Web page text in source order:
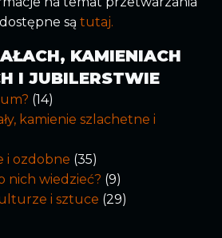
są tutaj.
KAMIENIACH
I JUBILERSTWIE
(14)
kamienie szlachetne i
i ozdobne (35)
nich wiedzieć? (9)
i sztuce (29)